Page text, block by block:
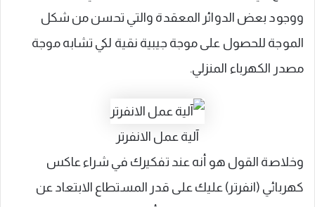
ووجود بعض الدوائر المعقدة والتي تحسن من شكل
الموجة للحصول على موجة جيبية نقية لكي تشابه موجة
مصدر الكهرباء المنزلي.
آلية عمل الانفرتر
وخلاصة القول هو أنه عند تفكيرك في شراء عاكس
كهربائي (انفرتر) عليك على قدر المستطاع الابتعاد عن